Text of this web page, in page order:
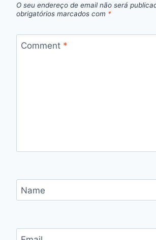
O seu endereço de email não será
obrigatórios marcados com *
Comment *
Name